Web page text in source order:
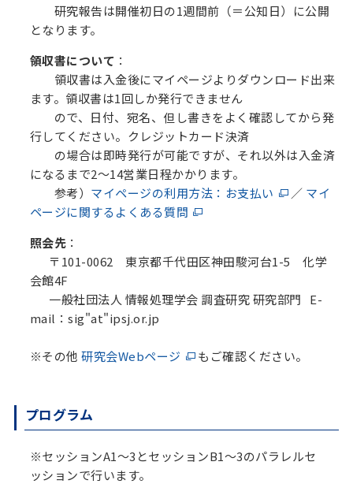
研究報告は開催初日の1週間前（＝公知日）に公開
となります。
領収書について ：
領収書は入金後にマイページよりダウンロード出来
ます。領収書は1回しか発行できません
ので、日付、宛名、但し書きをよく確認してから発
行してください。クレジットカード決済
の場合は即時発行が可能ですが、それ以外は入金済
になるまで2～14営業日程かかります。
参考） マイページの利用方法：お支払い ／ マイ
ページに関するよくある質問
照会先 ：
〒101-0062 東京都千代田区神田駿河台1-5 化学
会館4F
一般社団法人 情報処理学会 調査研究 研究部門 E-
mail：sig"at"ipsj.or.jp
※その他研究会Webページ もご確認ください。
プログラム
※セッションA1～3とセッションB1～3のパラレルセ
ッションで行います。